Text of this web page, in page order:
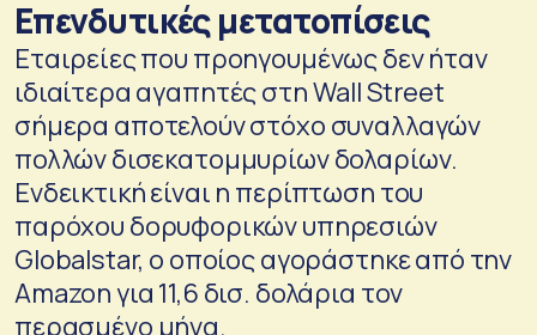
Επενδυτικές μετατοπίσεις
Εταιρείες που προηγουμένως δεν ήταν
ιδιαίτερα αγαπητές στη Wall Street
σήμερα αποτελούν στόχο συναλλαγών
πολλών δισεκατομμυρίων δολαρίων.
Ενδεικτική είναι η περίπτωση του
παρόχου δορυφορικών υπηρεσιών
Globalstar, ο οποίος αγοράστηκε από την
Amazon για 11,6 δισ. δολάρια τον
περασμένο μήνα.